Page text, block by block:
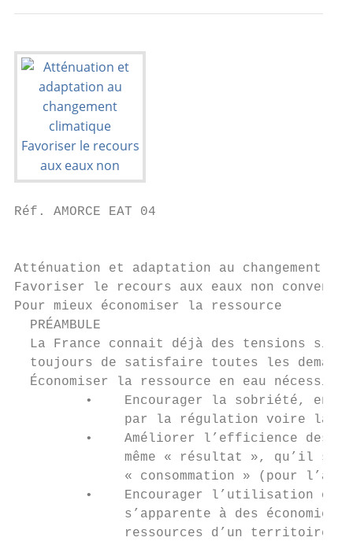
Réf. AMORCE EAT 04
Atténuation et adaptation au changement
Favoriser le recours aux eaux non
Pour mieux économiser la ressource
  PRÉAMBULE
La France connait déjà des tensions
toujours de satisfaire toutes les
Économiser la ressource en eau
•    Encourager la sobriété, en
par la régulation voire la
•    Améliorer l’efficience des
même « résultat », qu’il
« consommation » (pour
•    Encourager l’utilisation ou
s’apparente à des économies
ressources d’un territoire